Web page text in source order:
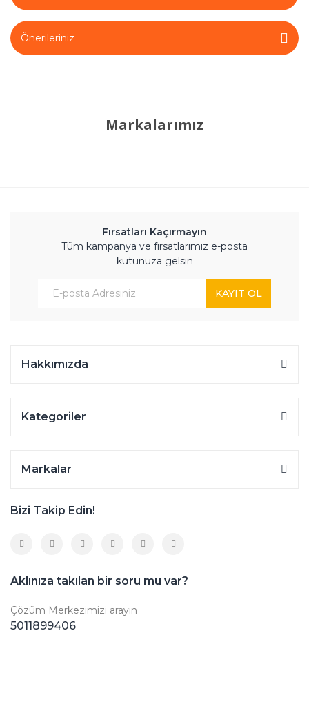
Önerileriniz
Markalarımız
Fırsatları Kaçırmayın
Tüm kampanya ve fırsatlarımız e-posta
kutunuza gelsin
KAYIT OL
Hakkımızda
Kategoriler
Markalar
Bizi Takip Edin!
Aklınıza takılan bir soru mu var?
Çözüm Merkezimizi arayın
5011899406